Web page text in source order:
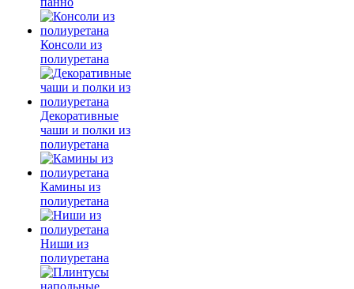
Консоли из
полиуретана
Декоративные
чаши и полки из
полиуретана
Камины из
полиуретана
Ниши из
полиуретана